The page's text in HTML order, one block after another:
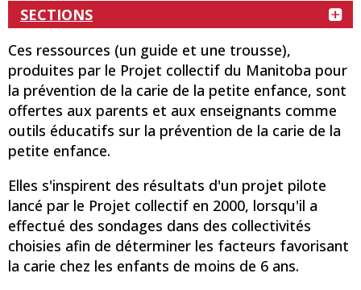
SECTIONS
Ces ressources (un guide et une trousse),
produites par le Projet collectif du Manitoba pour
la prévention de la carie de la petite enfance, sont
offertes aux parents et aux enseignants comme
outils éducatifs sur la prévention de la carie de la
petite enfance.
Elles s'inspirent des résultats d'un projet pilote
lancé par le Projet collectif en 2000, lorsqu'il a
effectué des sondages dans des collectivités
choisies afin de déterminer les facteurs favorisant
la carie chez les enfants de moins de 6 ans.